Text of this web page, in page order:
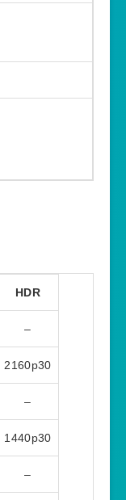
HDR
–
2160p30
–
1440p30
–